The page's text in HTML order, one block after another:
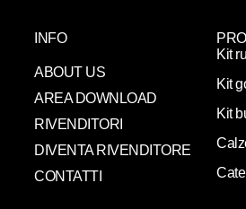
INFO
ABOUT US
AREA DOWNLOAD
RIVENDITORI
DIVENTA RIVENDITORE
CONTATTI
Kit
Kit
Kit